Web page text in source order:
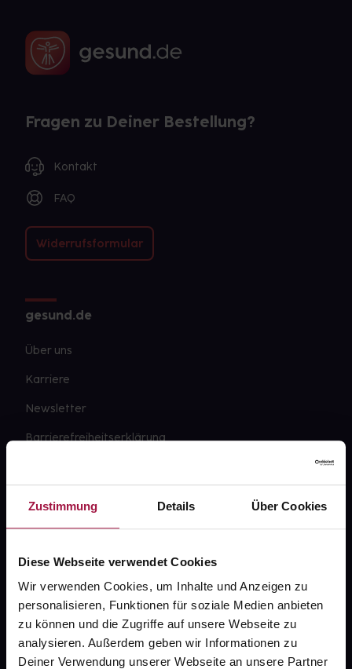
Zustimmung Details Über Cookies
Diese Webseite verwendet Cookies
Wir verwenden Cookies, um Inhalte und Anzeigen zu
personalisieren, Funktionen für soziale Medien anbieten
zu können und die Zugriffe auf unsere Webseite zu
analysieren. Außerdem geben wir Informationen zu
Deiner Verwendung unserer Webseite an unsere Partner
Fragen zu Deiner Bestellung?
Kontakt
FAQ
Widerrufsformular
gesund.de
Über uns
Karriere
Newsletter
Barrierefreiheitserklärung
Sanitätshäuser
AGB
Impressum